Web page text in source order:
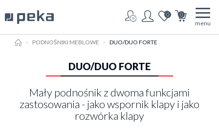
0 0
menu
HOMEPODNOŚNIKI MEBLOWE DUO/DUO FORTE
DUO/DUO FORTE
Mały podnośnik z dwoma funkcjami
zastosowania - jako wspornik klapy i jako
rozwórka klapy